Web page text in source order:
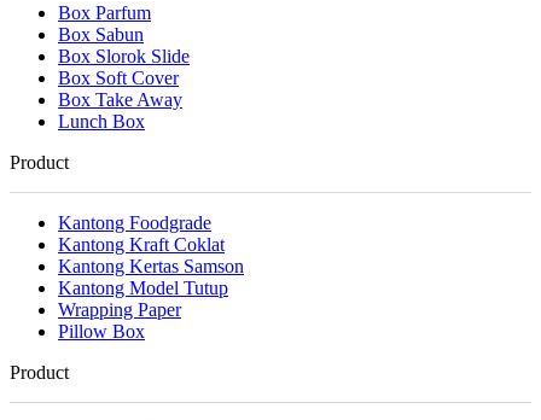
Box Parfum
Box Sabun
Box Slorok Slide
Box Soft Cover
Box Take Away
Lunch Box
Product
Kantong Foodgrade
Kantong Kraft Coklat
Kantong Kertas Samson
Kantong Model Tutup
Wrapping Paper
Pillow Box
Product